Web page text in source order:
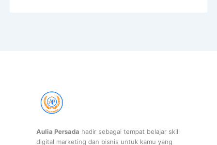
Aulia Persada hadir sebagai tempat belajar skill
digital marketing dan bisnis untuk kamu yang